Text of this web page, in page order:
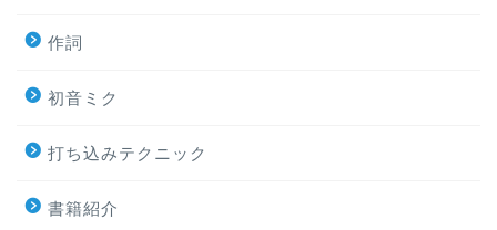
作詞
初音ミク
打ち込みテクニック
書籍紹介